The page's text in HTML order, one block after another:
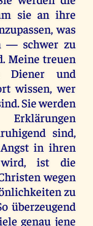
sie an ihre
was
— schwer zu
Meine treuen
Diener und
wissen, wer
Sie werden
sind,
in ihren
wird, ist die
wegen
zu
überzeugend
genau jene